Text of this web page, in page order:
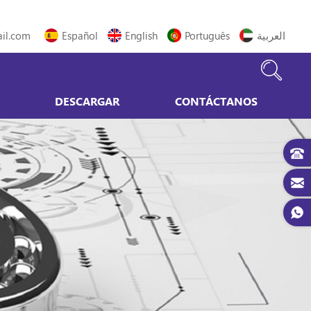
Español
English Português العربية
DESCARGAR CONTÁCTANOS